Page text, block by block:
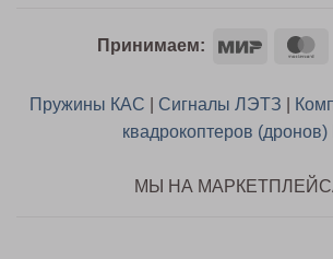
Принимаем: Mir
Пружины КАС Сигналы ЛЭТЗ
квадрокоптеров (дронов)
МЫ НА